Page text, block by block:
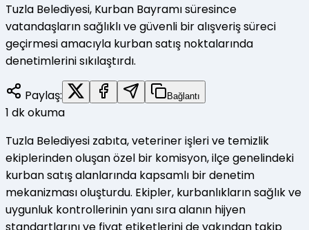
Tuzla Belediyesi, Kurban Bayramı süresince
vatandaşların sağlıklı ve güvenli bir alışveriş süreci
geçirmesi amacıyla kurban satış noktalarında
denetimlerini sıkılaştırdı.
Paylaş: Bağlantı
1 dk okuma
Tuzla Belediyesi zabıta, veteriner işleri ve temizlik
ekiplerinden oluşan özel bir komisyon, ilçe genelindeki
kurban satış alanlarında kapsamlı bir denetim
mekanizması oluşturdu. Ekipler, kurbanlıkların sağlık ve
uygunluk kontrollerinin yanı sıra alanın hijyen
standartlarını ve fiyat etiketlerini de yakından takip